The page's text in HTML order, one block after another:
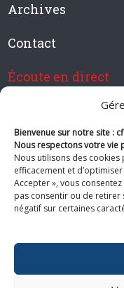
Bienvenue sur notre site :
Nous respectons votre vie
Nous utilisons des
efficacement et
Accepter », vous
pas consentir ou de
négatif sur certaines
Archives
Contact
Écoute en direct
Devenir membre